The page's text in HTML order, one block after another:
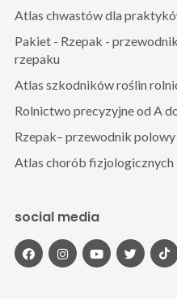
Atlas chwastów dla
Pakiet - Rzepak -
rzepaku
Atlas szkodników roślin
Rolnictwo precyzyjne od A
Rzepak– przewodnik polowy
Atlas chorób fizjologicznych
social media